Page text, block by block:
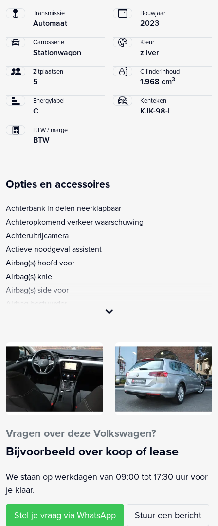
Transmissie
Automaat
Bouwjaar
2023
Carrosserie
Stationwagon
Kleur
zilver
Zitplaatsen
5
Cilinderinhoud
1.968 cm3
Energylabel
C
Kenteken
KJK-98-L
BTW / marge
BTW
Opties en accessoires
Achterbank in delen neerklapbaar
Achteropkomend verkeer waarschuwing
Achteruitrijcamera
Actieve noodgeval assistent
Airbag(s) hoofd voor
Airbag(s) knie
Airbag(s) side voor
Airbag bestuurder
Alarm klasse 1(startblokkering)
Alarmsysteem
Anti Blokkeer Systeem
Anti doorSlip Regeling
Apple Carplay/Android Auto
Armsteun achter
Audio installatie
Autonomous Emergency Braking
Bandenspanningscontrolesysteem
Binnenspiegel automatisch dimmend
Bluetooth
Boordcomputer
Vragen over deze Volkswagen?
Bijvoorbeeld over koop of lease
We staan op werkdagen van 09:00 tot 17:30 uur voor
je klaar.
Stel je vraag via WhatsApp Stuur een bericht